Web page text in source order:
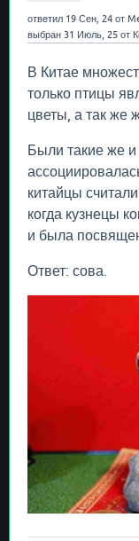
ответил 19 Сен, 24 от
выбран 31 Июль, 25 от
В Китае
только птицы
цветы, а так же
Были такие же и
китайцы
когда кузнецы
и была
Ответ: сова.